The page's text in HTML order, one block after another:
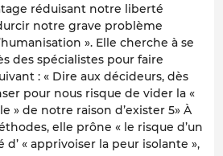
réduisant notre liberté
notre grave problème
». Elle cherche à se
des spécialistes pour faire
: « Dire aux décideurs, dès
pour nous risque de vider la «
» de notre raison d’exister 5» À
elle prône « le risque d’un
d’ « apprivoiser la peur isolante »,